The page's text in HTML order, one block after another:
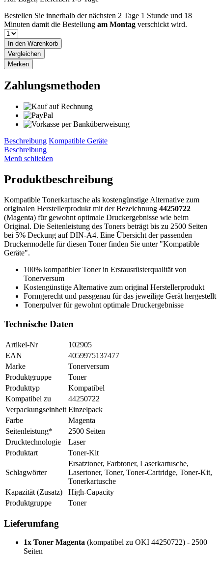
Bestellen Sie innerhalb der nächsten 2 Tage 1 Stunde und 18
Minuten damit die Bestellung am Montag verschickt wird.
In den Warenkorb
Vergleichen
Merken
Zahlungsmethoden
Beschreibung Kompatible Geräte
Beschreibung
Menü schließen
Produktbeschreibung
Kompatible Tonerkartusche als kostengünstige Alternative zum
originalen Herstellerprodukt mit der Bezeichnung 44250722
(Magenta) für gewohnt optimale Druckergebnisse wie beim
Original. Die Seitenleistung des Toners beträgt bis zu 2500 Seiten
bei 5% Deckung auf DIN-A4. Eine Übersicht der passenden
Druckermodelle für diesen Toner finden Sie unter "Kompatible
Geräte".
100% kompatibler Toner in Erstausrüsterqualität von
Tonerversum
Kostengünstige Alternative zum original Herstellerprodukt
Formgerecht und passgenau für das jeweilige Gerät hergestellt
Tonerpulver für gewohnt optimale Druckergebnisse
Technische Daten
Artikel-Nr
102905
EAN
4059975137477
Marke
Tonerversum
Produktgruppe
Toner
Produkttyp
Kompatibel
Kompatibel zu
44250722
Verpackungseinheit Einzelpack
Farbe
Magenta
Seitenleistung*
2500 Seiten
Drucktechnologie
Laser
Produktart
Toner-Kit
Schlagwörter
Ersatztoner, Farbtoner, Laserkartusche,
Lasertoner, Toner, Toner-Cartridge, Toner-Kit,
Tonerkartusche
Kapazität (Zusatz)
High-Capacity
Produktgruppe
Toner
Lieferumfang
1x Toner Magenta (kompatibel zu OKI 44250722) - 2500
Seiten